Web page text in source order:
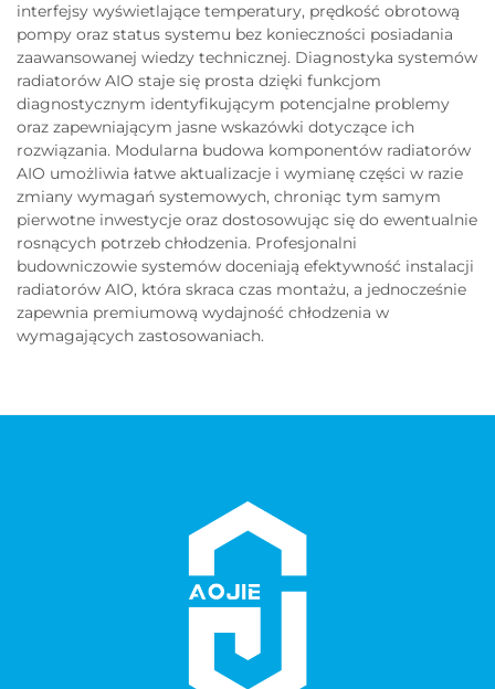
interfejsy wyświetlające temperatury, prędkość obrotową
pompy oraz status systemu bez konieczności posiadania
zaawansowanej wiedzy technicznej. Diagnostyka systemów
radiatorów AIO staje się prosta dzięki funkcjom
diagnostycznym identyfikującym potencjalne problemy
oraz zapewniającym jasne wskazówki dotyczące ich
rozwiązania. Modularna budowa komponentów radiatorów
AIO umożliwia łatwe aktualizacje i wymianę części w razie
zmiany wymagań systemowych, chroniąc tym samym
pierwotne inwestycje oraz dostosowując się do ewentualnie
rosnących potrzeb chłodzenia. Profesjonalni
budowniczowie systemów doceniają efektywność instalacji
radiatorów AIO, która skraca czas montażu, a jednocześnie
zapewnia premiumową wydajność chłodzenia w
wymagających zastosowaniach.